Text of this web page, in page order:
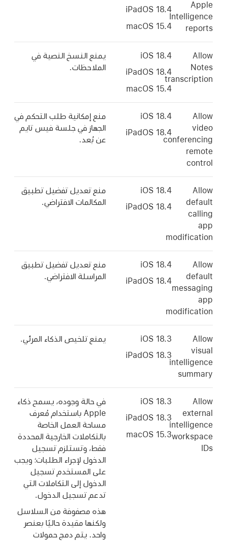
Apple
Intelligence
reports
iPadOS 18.4
macOS 15.4
Allow
Notes
transcription
iOS 18.4
iPadOS 18.4
macOS 15.4
يمنع النسخ النصية في
الملاحظات.
Allow
video
conferencing
remote
control
iOS 18.4
iPadOS 18.4
منع إمكانية طلب التحكم في
الجهاز في جلسة فيس تايم
عن بُعد.
Allow
default
calling
app
modification
iOS 18.4
iPadOS 18.4
منع تعديل تفضيل تطبيق
المكالمات الافتراضي.
Allow
default
messaging
app
modification
iOS 18.4
iPadOS 18.4
منع تعديل تفضيل تطبيق
المراسلة الافتراضي.
Allow
visual
intelligence
summary
iOS 18.3
iPadOS 18.3
يمنع تلخيص الذكاء المرئي.
Allow
external
intelligence
workspace
IDs
iOS 18.3
iPadOS 18.3
macOS 15.3
في حالة وجوده، يسمح ذكاء
Apple باستخدام مُعرف
مساحة العمل الخاصة
بالتكاملات الخارجية المحددة
فقط، وتستلزم تسجيل
الدخول لإجراء الطلبات؛ ويجب
على المستخدم تسجيل
الدخول إلى التكاملات التي
تدعم تسجيل الدخول.
هذه مصفوفة من السلاسل
ولكنها مقيدة حاليًا بعنصر
واحد. يتم دمج حمولات